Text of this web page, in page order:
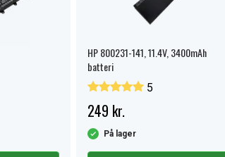
HP 800231-141, 11.4V, 3400mAh
batteri
5
249 kr.
På lager